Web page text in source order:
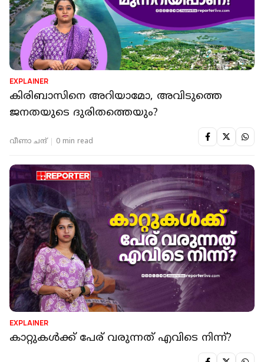
EXPLAINER
കിരിബാസിനെ അറിയാമോ, അവിടുത്തെ
ജനതയുടെ ദുരിതത്തെയും?
വീണാ ചന്ദ് 0 min read
EXPLAINER
കാറ്റുകൾക്ക് പേര് വരുന്നത് എവിടെ നിന്ന്?